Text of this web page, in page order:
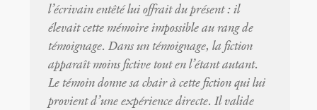
l’écrivain entêté lui offrait du présent : il
élevait cette mémoire impossible au rang de
témoignage. Dans un témoignage, la fiction
apparaît moins fictive tout en l’étant autant.
Le témoin donne sa chair à cette fiction qui lui
provient d’une expérience directe. Il valide